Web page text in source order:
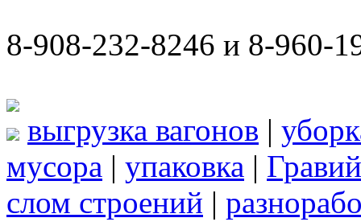
8-908-232-8246 и 8-960-
выгрузка вагонов |
мусора | упаковка |
слом строений |